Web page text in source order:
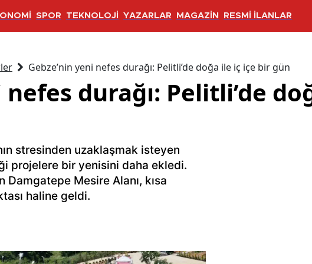
SPOR TEKNOLOJİ YAZARLAR MAGAZİN RESMİ İLANLAR
Gebze’nin yeni nefes durağı: Pelitli’de doğa ile iç içe bir gün
nefes durağı: Pelitli’de
stresinden uzaklaşmak isteyen
projelere bir yenisini daha ekledi.
Mesire Alanı, kısa
haline geldi.